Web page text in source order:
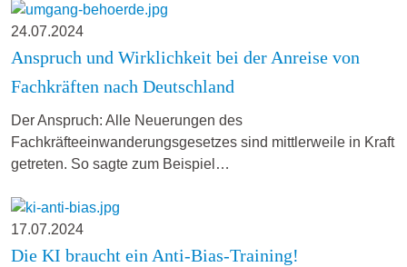
24.07.2024
Anspruch und Wirklichkeit bei der Anreise von
Fachkräften nach Deutschland
Der Anspruch: Alle Neuerungen des
Fachkräfteeinwanderungsgesetzes sind mittlerweile in Kraft
getreten. So sagte zum Beispiel…
17.07.2024
Die KI braucht ein Anti-Bias-Training!